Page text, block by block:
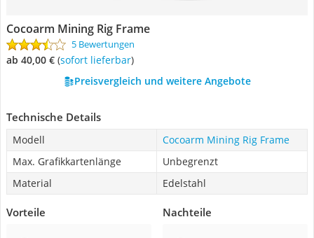
Cocoarm Mining Rig Frame
5 Bewertungen
ab 40,00 € ( Sofort lieferbar)
Preisvergleich und weitere Angebote
Technische Details
Modell
Cocoarm Mining Rig Frame
Max. Grafikkartenlänge
Unbegrenzt
Material
Edelstahl
Vorteile Nachteile